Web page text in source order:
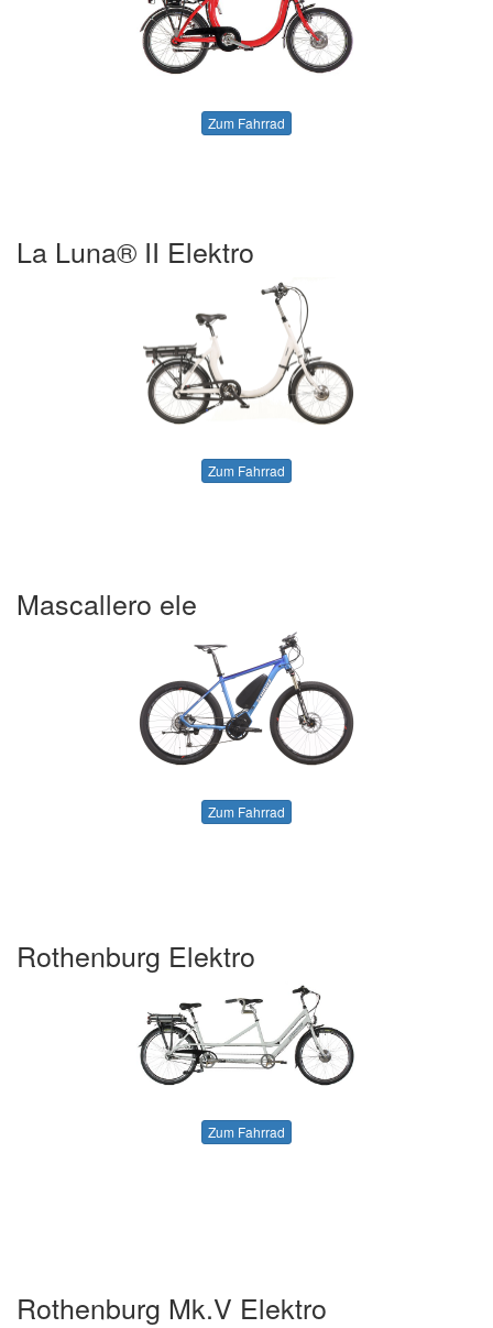
Zum Fahrrad
La Luna® II Elektro
Zum Fahrrad
Mascallero ele
Zum Fahrrad
Rothenburg Elektro
Zum Fahrrad
Rothenburg Mk.V Elektro